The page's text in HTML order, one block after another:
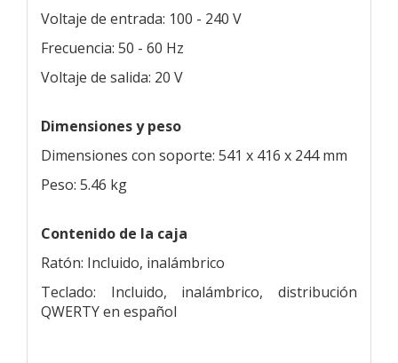
Voltaje de entrada: 100 - 240 V
Frecuencia: 50 - 60 Hz
Voltaje de salida: 20 V
Dimensiones y peso
Dimensiones con soporte: 541 x 416 x 244 mm
Peso: 5.46 kg
Contenido de la caja
Ratón: Incluido, inalámbrico
Teclado: Incluido, inalámbrico, distribución
QWERTY en español